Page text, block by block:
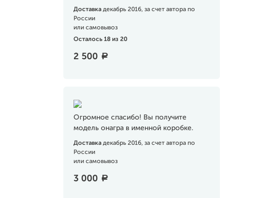
Доставка декабрь 2016, за счет автора по
России
или самовывоз
Осталось 18 из 20
2 500 a
Огромное спасибо! Вы получите
модель онагра в именной коробке.
Доставка декабрь 2016, за счет автора по
России
или самовывоз
3 000 a